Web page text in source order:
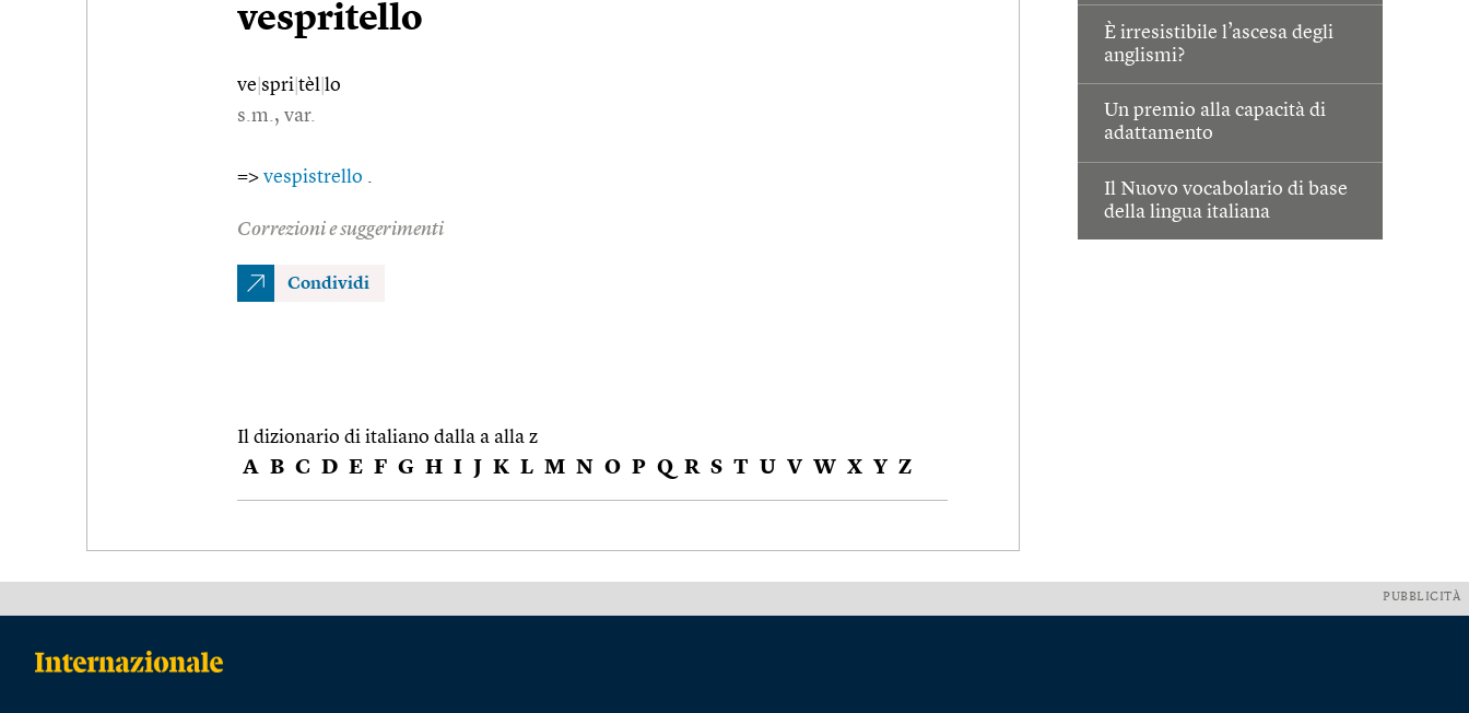
È irresistibile l’ascesa degli
anglismi?
Un premio alla capacità di
adattamento
Il Nuovo vocabolario di base
della lingua italiana
vespritello
ve spri tèl lo
s.m., var.
=> vespistrello .
Correzioni e suggerimenti
Condividi
Il dizionario di italiano dalla a alla z
A B C D E F G H I J K L M N O P Q R S T U V W X Y Z
PUBBLICITÀ